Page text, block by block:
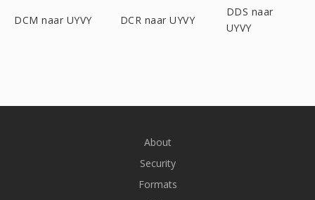
DCM naar UYVY DCR naar UYVY
DDS naar
UYVY
About
Security
Formats